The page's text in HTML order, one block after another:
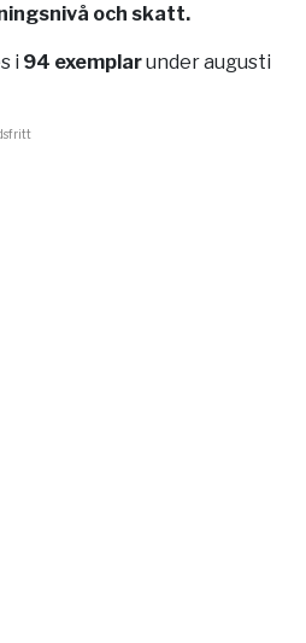
och skatt.
i 94 exemplarunder augusti